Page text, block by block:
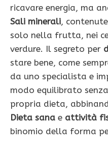
ricavare energia, ma
Sali minerali,
solo nella frutta, nei
verdure. Il segreto per
stare bene, come
da uno specialista e
modo equilibrato
propria dieta,
Dieta sana e attività
binomio della forma